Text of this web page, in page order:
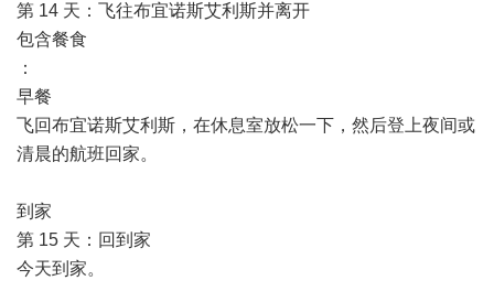
第 14 天：飞往布宜诺斯艾利斯并离开
包含餐食
：
早餐
飞回布宜诺斯艾利斯，在休息室放松一下，然后登上夜间或
清晨的航班回家。
到家
第 15 天：回到家
今天到家。